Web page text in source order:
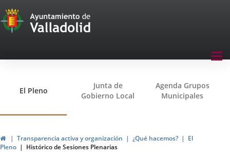
Transparencia
Menu
El Pleno
Junta de
Gobierno Local
Agenda Grupos
Municipales
InicioTransparencia activa y organización ¿Qué hacemos?
El
Pleno
Histórico de Sesiones Plenarias